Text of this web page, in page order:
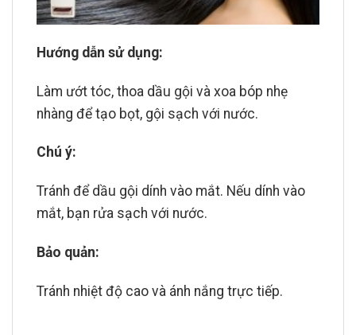
Hướng dẫn sử dụng:
Làm ướt tóc, thoa dầu gội và xoa bóp nhẹ
nhàng để tạo bọt, gội sạch với nước.
Chú ý:
Tránh để dầu gội dính vào mắt. Nếu dính vào
mắt, bạn rửa sạch với nước.
Bảo quản:
Tránh nhiệt độ cao và ánh nắng trực tiếp.